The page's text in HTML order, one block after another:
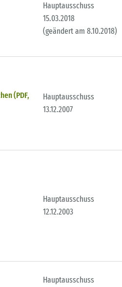
Hauptausschuss
15.03.2018
(geändert am 8.10.2018)
(PDF,
Hauptausschuss
13.12.2007
Hauptausschuss
12.12.2003
Hauptausschuss